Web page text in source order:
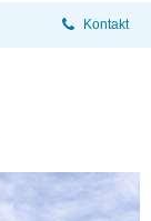
Kontakt